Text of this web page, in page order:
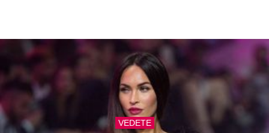
VEDETE